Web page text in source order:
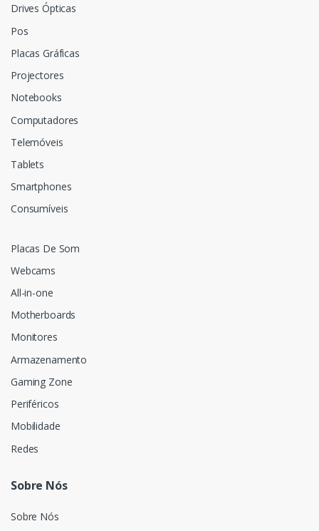
Drives Ópticas
Pos
Placas Gráficas
Projectores
Notebooks
Computadores
Telemóveis
Tablets
Smartphones
Consumíveis
Placas De Som
Webcams
All-in-one
Motherboards
Monitores
Armazenamento
Gaming Zone
Periféricos
Mobilidade
Redes
Sobre Nós
Sobre Nós